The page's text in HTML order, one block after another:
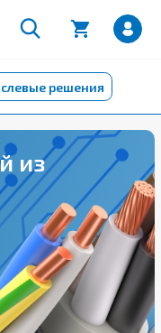
решения
из